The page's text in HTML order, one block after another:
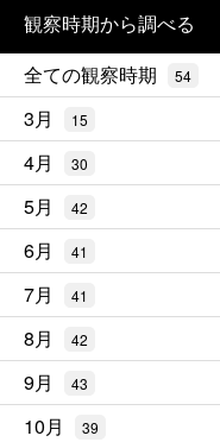
観察時期から調べる
全ての観察時期
54
3月 15
4月 30
5月 42
6月 41
7月 41
8月 42
9月 43
10月 39